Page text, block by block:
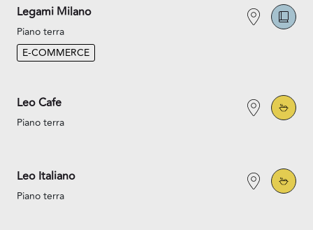
Legami Milano
Piano terra
E-COMMERCE
Leo Cafe
Piano terra
Leo Italiano
Piano terra